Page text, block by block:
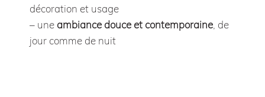
décoration et usage
– une ambiance douce et contemporaine, de
jour comme de nuit